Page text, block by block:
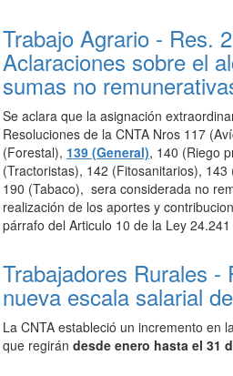
Trabajo Agrario - Res.
Aclaraciones sobre el
sumas no
Se aclara que la asignación
Resoluciones de la CNTA Nros 117
(Forestal), 139 (General), 140 (Riego
(Tractoristas), 142 (Fitosanitarios),
190 (Tabaco), sera considerada no
realización de los aportes y
párrafo del Articulo 10 de la Ley 24.241
Trabajadores Rurales -
nueva escala salarial
La CNTA estableció un incremento en
que regirán desde enero hasta el 31